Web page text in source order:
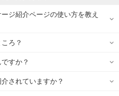
ジ紹介ページの使い方を教え
ろ？
すか？
されていますか？